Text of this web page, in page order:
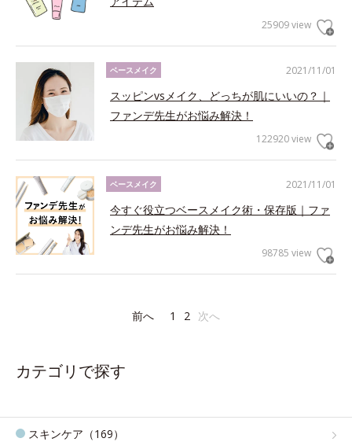
25909 view
2021/11/01
ベースメイク
スッピンvsメイク、どっちが肌にいいの？｜
ファンデ先生がお悩み解決！
122920 view
2021/11/01
ベースメイク
今すぐ役立つベースメイク術・保存版｜ファ
ンデ先生がお悩み解決！
98785 view
前へ 1 2 次へ
カテゴリで探す
スキンケア（169）